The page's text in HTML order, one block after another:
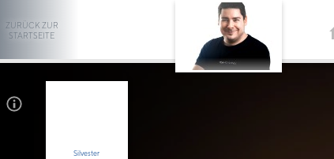
Silvester
ZURÜCK ZUR
STARTSEITE